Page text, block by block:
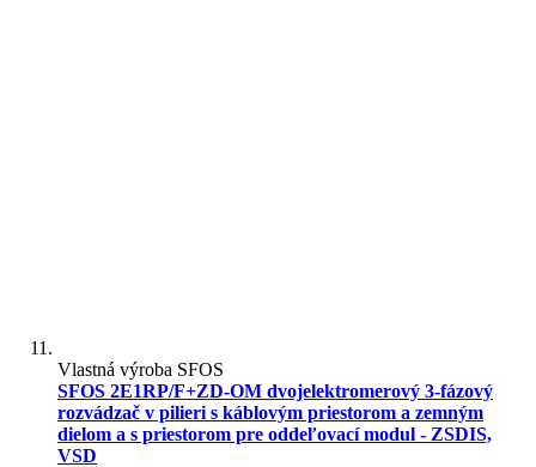
Vlastná výroba SFOS
SFOS 2E1RP/F+ZD-OM dvojelektromerový 3-fázový
rozvádzač v pilieri s káblovým priestorom a zemným
dielom a s priestorom pre oddeľovací modul - ZSDIS,
VSD